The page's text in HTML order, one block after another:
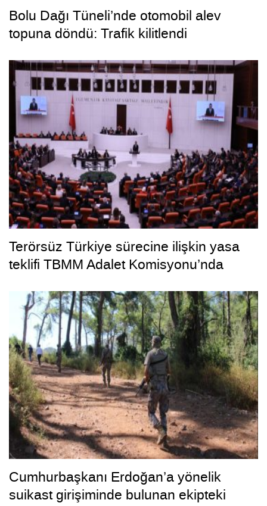
Bolu Dağı Tüneli’nde otomobil alev
topuna döndü: Trafik kilitlendi
Terörsüz Türkiye sürecine ilişkin yasa
teklifi TBMM Adalet Komisyonu’nda
Cumhurbaşkanı Erdoğan’a yönelik
suikast girişiminde bulunan ekipteki